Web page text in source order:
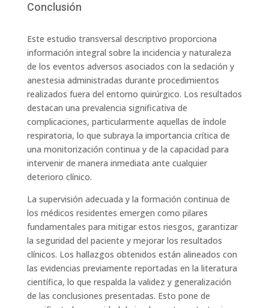
Conclusión
Este estudio transversal descriptivo proporciona
información integral sobre la incidencia y naturaleza
de los eventos adversos asociados con la sedación y
anestesia administradas durante procedimientos
realizados fuera del entorno quirúrgico. Los resultados
destacan una prevalencia significativa de
complicaciones, particularmente aquellas de índole
respiratoria, lo que subraya la importancia crítica de
una monitorización continua y de la capacidad para
intervenir de manera inmediata ante cualquier
deterioro clínico.
La supervisión adecuada y la formación continua de
los médicos residentes emergen como pilares
fundamentales para mitigar estos riesgos, garantizar
la seguridad del paciente y mejorar los resultados
clínicos. Los hallazgos obtenidos están alineados con
las evidencias previamente reportadas en la literatura
científica, lo que respalda la validez y generalización
de las conclusiones presentadas. Esto pone de